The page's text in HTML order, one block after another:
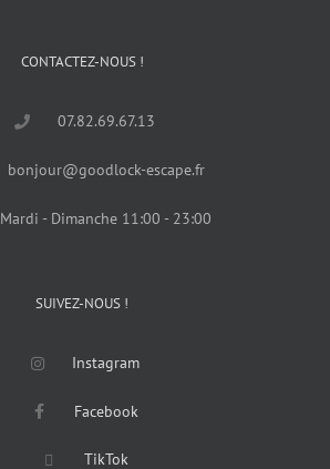
CONTACTEZ-NOUS !
07.82.69.67.13
bonjour@goodlock-escape.fr
Mardi - Dimanche 11:00 - 23:00
SUIVEZ-NOUS !
Instagram
Facebook
TikTok